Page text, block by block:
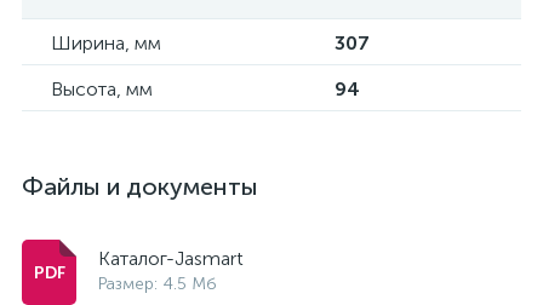
Ширина, мм
307
Высота, мм
94
Файлы и документы
Каталог-Jasmart
Размер: 4.5 Мб